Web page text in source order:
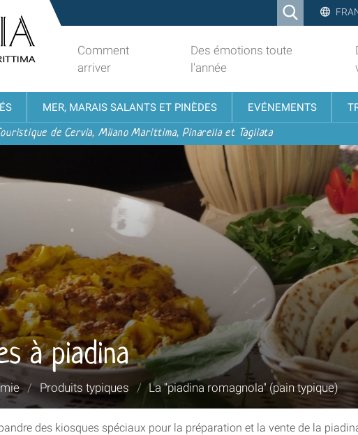
Ricerca
Search…
Comment
arriver
Des émotions toute
l'année
MER, MARAIS SALANTS ET PINÈDES EVÉNEMENTS
de Cervia, Milano Marittima, Pinarella et Tagliata
à piadina
/ Produits typiques / La "piadina romagnola" (pain typique)
des kiosques spéciaux pour la préparation et la vente de la